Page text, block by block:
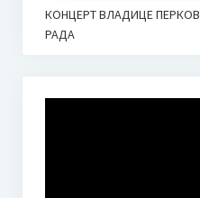
КОНЦЕРТ ВЛАДИЦЕ
РАДА